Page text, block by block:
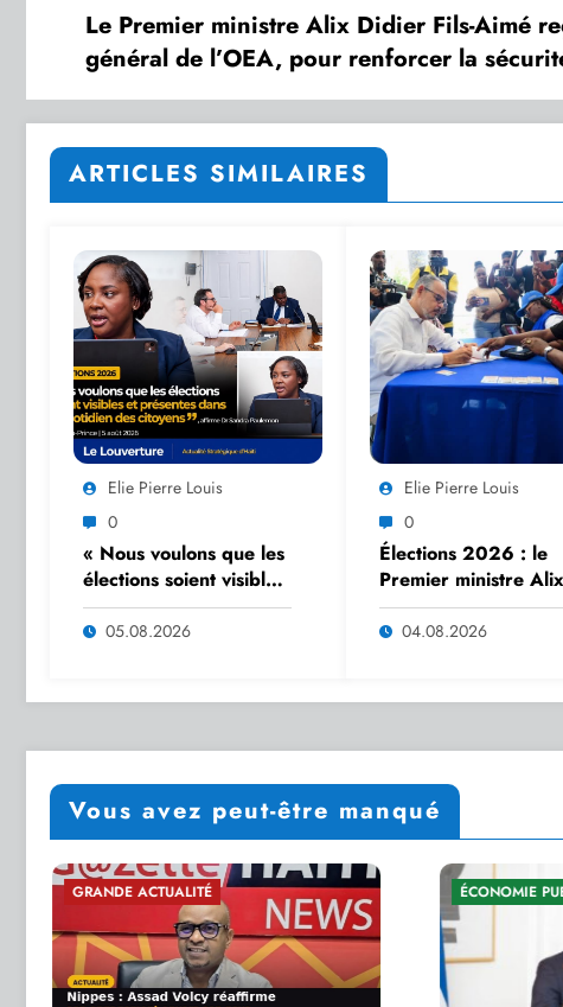
Le Premier ministre Alix Didier Fils-Aimé
général de l’OEA, pour renforcer la
ARTICLES SIMILAIRES
Elie Pierre Louis
0
« Nous voulons que les
élections soient visibles
et présentes dans le
quotidien des citoyens
05.08.2026
Elie Pierre Louis
0
Élections 2026 : le
Premier ministre Alix
Didier Fils-Aimé
l’exemple en
04.08.2026
Vous avez peut-être manqué
ÉCONOMIE PUBLIQUE